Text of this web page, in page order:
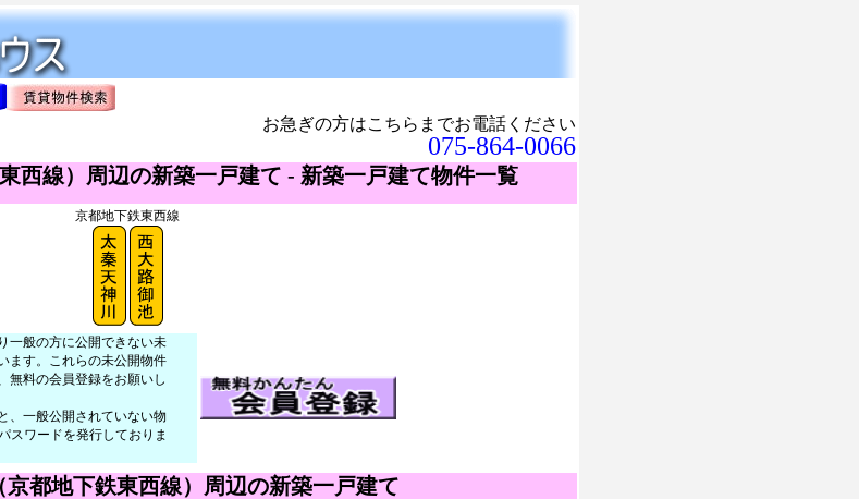
お急ぎの方はこちらまでお電話ください
075-864-0066
西線）周辺の新築一戸建て - 新築一戸建て物件一覧
京都地下鉄東西線
一般の方に公開できない未
ます。これらの未公開物件
無料の会員登録をお願いし
、一般公開されていない物
スワードを発行しておりま
京都地下鉄東西線）周辺の新築一戸建て